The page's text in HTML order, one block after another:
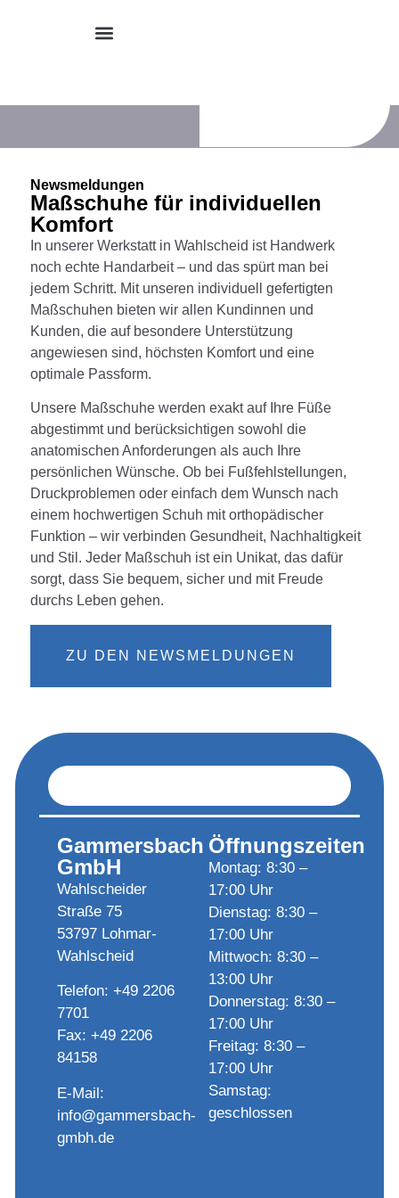
Newsmeldungen
Maßschuhe für individuellen
Komfort
In unserer Werkstatt in Wahlscheid ist Handwerk
noch echte Handarbeit – und das spürt man bei
jedem Schritt. Mit unseren individuell gefertigten
Maßschuhen bieten wir allen Kundinnen und
Kunden, die auf besondere Unterstützung
angewiesen sind, höchsten Komfort und eine
optimale Passform.
Unsere Maßschuhe werden exakt auf Ihre Füße
abgestimmt und berücksichtigen sowohl die
anatomischen Anforderungen als auch Ihre
persönlichen Wünsche. Ob bei Fußfehlstellungen,
Druckproblemen oder einfach dem Wunsch nach
einem hochwertigen Schuh mit orthopädischer
Funktion – wir verbinden Gesundheit, Nachhaltigkeit
und Stil. Jeder Maßschuh ist ein Unikat, das dafür
sorgt, dass Sie bequem, sicher und mit Freude
durchs Leben gehen.
ZU DEN NEWSMELDUNGEN
Gammersbach
GmbH
Wahlscheider
Straße 75
53797 Lohmar-
Wahlscheid
Telefon: +49 2206
7701
Fax: +49 2206
84158
E-Mail:
info@gammersbach-
gmbh.de
Öffnungszeiten
Montag: 8:30 –
17:00 Uhr
Dienstag: 8:30 –
17:00 Uhr
Mittwoch: 8:30 –
13:00 Uhr
Donnerstag: 8:30 –
17:00 Uhr
Freitag: 8:30 –
17:00 Uhr
Samstag:
geschlossen